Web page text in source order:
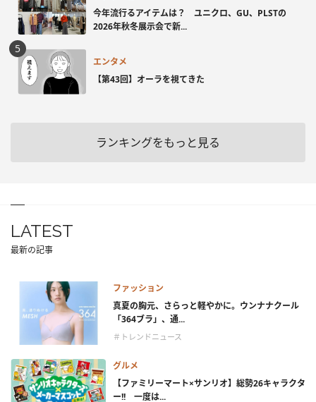
今年流行るアイテムは？ ユニクロ、GU、PLSTの
2026年秋冬展示会で新...
エンタメ
【第43回】オーラを視てきた
ランキングをもっと見る
LATEST
最新の記事
ファッション
真夏の胸元、さらっと軽やかに。ウンナナクール
「364ブラ」、通...
＃トレンドニュース
グルメ
【ファミリーマート×サンリオ】総勢26キャラクタ
ー!! 一度は...